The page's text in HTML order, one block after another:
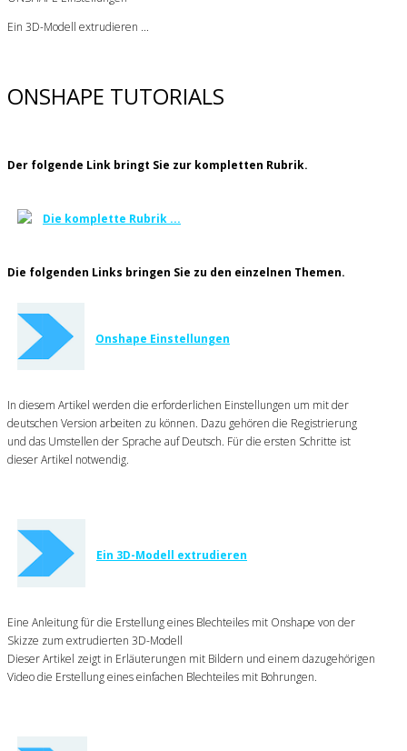
Ein 3D-Modell extrudieren ...
ONSHAPE TUTORIALS
Der folgende Link bringt Sie zur kompletten Rubrik.
Die komplette Rubrik ...
Die folgenden Links bringen Sie zu den einzelnen Themen.
Onshape Einstellungen
In diesem Artikel werden die erforderlichen Einstellungen um mit der
deutschen Version arbeiten zu können. Dazu gehören die Registrierung
und das Umstellen der Sprache auf Deutsch. Für die ersten Schritte ist
dieser Artikel notwendig.
Ein 3D-Modell extrudieren
Eine Anleitung für die Erstellung eines Blechteiles mit Onshape von der
Skizze zum extrudierten 3D-Modell
Dieser Artikel zeigt in Erläuterungen mit Bildern und einem dazugehörigen
Video die Erstellung eines einfachen Blechteiles mit Bohrungen.